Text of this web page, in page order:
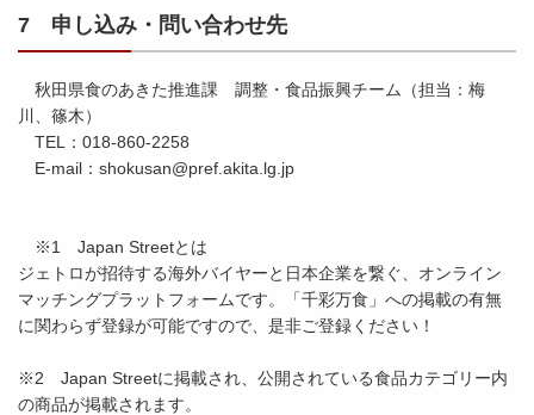
7 申し込み・問い合わせ先
秋田県食のあきた推進課 調整・食品振興チーム（担当：梅
川、篠木）
TEL：018-860-2258
E-mail：shokusan@pref.akita.lg.jp
※1 Japan Streetとは
ジェトロが招待する海外バイヤーと日本企業を繋ぐ、オンライン
マッチングプラットフォームです。「千彩万食」への掲載の有無
に関わらず登録が可能ですので、是非ご登録ください！
※2 Japan Streetに掲載され、公開されている食品カテゴリー内
の商品が掲載されます。